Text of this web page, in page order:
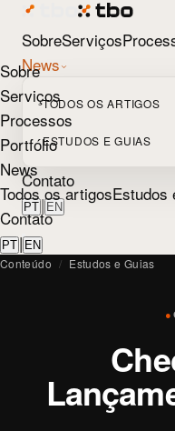
SobreServiços
News
TODOS OS ARTIGOS
ESTUDOS E GUIAS
Contato
PT | EN
Sobre
Serviços
Processos
Portfólio
News
Todos os artigosEstudos
Contato
PT | EN
Conteúdo / Estudos e Guias
●